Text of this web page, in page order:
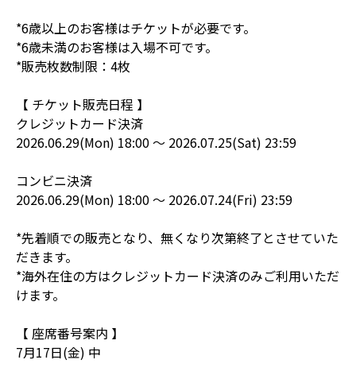
*6歳以上のお客様はチケットが必要です。
*6歳未満のお客様は入場不可です。
*販売枚数制限：4枚
【 チケット販売日程 】
クレジットカード決済
2026.06.29(Mon) 18:00 ～ 2026.07.25(Sat) 23:59
コンビニ決済
2026.06.29(Mon) 18:00 ～ 2026.07.24(Fri) 23:59
*先着順での販売となり、無くなり次第終了とさせていた
だきます。
*海外在住の方はクレジットカード決済のみご利用いただ
けます。
【 座席番号案内 】
7月17日(金) 中